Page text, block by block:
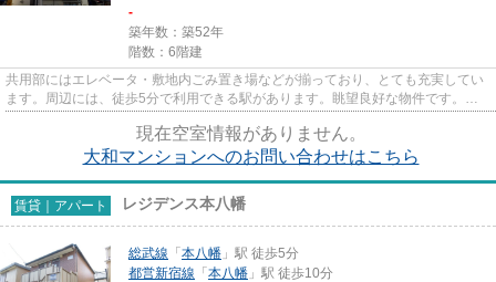
-
築年数：築52年
階数：6階建
共用部にはエレベータ・敷地内ごみ置き場などが揃っており、とても充実してい
ます。周辺には、徒歩5分で利用できる駅があります。眺望良好な物件です。風
現在空室情報がありません。
大和マンションへのお問い合わせはこちら
賃貸｜アパート レジデンス本八幡
総武線 「 本八幡 」駅 徒歩5分
都営新宿線 「 本八幡 」駅 徒歩10分